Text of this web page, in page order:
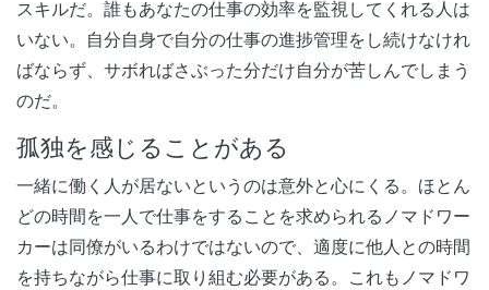
スキルだ。誰もあなたの仕事の効率を監視してくれる人は
いない。自分自身で自分の仕事の進捗管理をし続けなけれ
ばならず、サボればさぶった分だけ自分が苦しんでしまう
のだ。
孤独を感じることがある
一緒に働く人が居ないというのは意外と心にくる。ほとん
どの時間を一人で仕事をすることを求められるノマドワー
カーは同僚がいるわけではないので、適度に他人との時間
を持ちながら仕事に取り組む必要がある。これもノマドワ